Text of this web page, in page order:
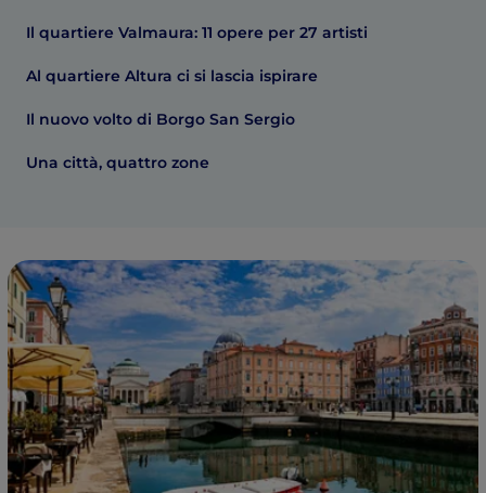
Il quartiere Valmaura: 11 opere per 27 artisti
Al quartiere Altura ci si lascia ispirare
Il nuovo volto di Borgo San Sergio
Una città, quattro zone